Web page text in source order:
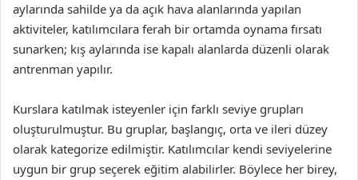
aylarında sahilde ya da açık hava alanlarında yapılan
aktiviteler, katılımcılara ferah bir ortamda oynama fırsatı
sunarken; kış aylarında ise kapalı alanlarda düzenli olarak
antrenman yapılır.
Kurslara katılmak isteyenler için farklı seviye grupları
oluşturulmuştur. Bu gruplar, başlangıç, orta ve ileri düzey
olarak kategorize edilmiştir. Katılımcılar kendi seviyelerine
uygun bir grup seçerek eğitim alabilirler. Böylece her birey,